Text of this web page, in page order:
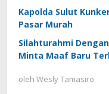
Kapolda Sulut
Pasar Murah
Silahturahmi
Minta Maaf Baru
oleh Wesly Tamasiro